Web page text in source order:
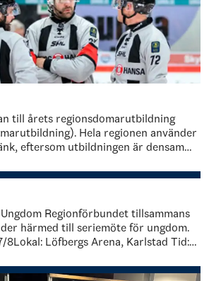
till årets regionsdomarutbildning
Hela regionen använder
eftersom utbildningen är densamma
Regionförbundet tillsammans
härmed till seriemöte för ungdom.
8Lokal: Löfbergs Arena, Karlstad Tid: